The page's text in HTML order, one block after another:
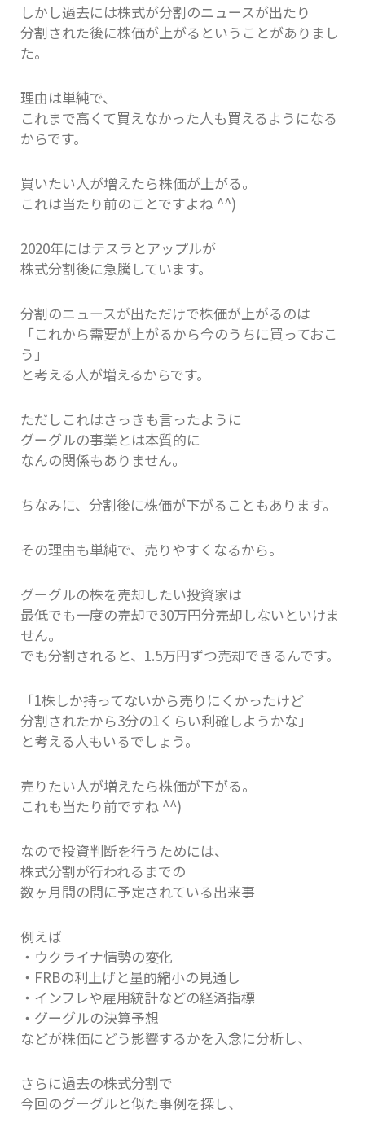
しかし過去には株式が分割のニュースが出たり
分割された後に株価が上がるということがありまし
た。
理由は単純で、
これまで高くて買えなかった人も買えるようになる
からです。
買いたい人が増えたら株価が上がる。
これは当たり前のことですよね ^^)
2020年にはテスラとアップルが
株式分割後に急騰しています。
分割のニュースが出ただけで株価が上がるのは
「これから需要が上がるから今のうちに買っておこ
う」
と考える人が増えるからです。
ただしこれはさっきも言ったように
グーグルの事業とは本質的に
なんの関係もありません。
ちなみに、分割後に株価が下がることもあります。
その理由も単純で、売りやすくなるから。
グーグルの株を売却したい投資家は
最低でも一度の売却で30万円分売却しないといけま
せん。
でも分割されると、1.5万円ずつ売却できるんです。
「1株しか持ってないから売りにくかったけど
分割されたから3分の1くらい利確しようかな」
と考える人もいるでしょう。
売りたい人が増えたら株価が下がる。
これも当たり前ですね ^^)
なので投資判断を行うためには、
株式分割が行われるまでの
数ヶ月間の間に予定されている出来事
例えば
・ウクライナ情勢の変化
・FRBの利上げと量的縮小の見通し
・インフレや雇用統計などの経済指標
・グーグルの決算予想
などが株価にどう影響するかを入念に分析し、
さらに過去の株式分割で
今回のグーグルと似た事例を探し、